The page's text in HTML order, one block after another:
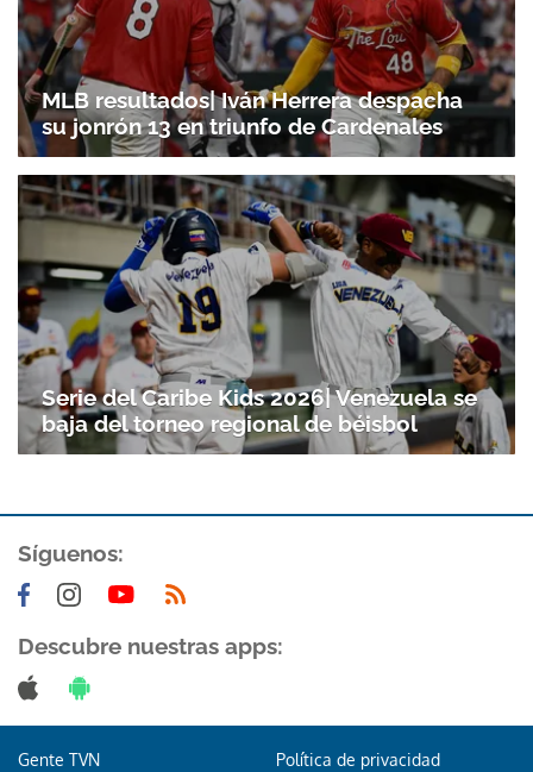
Gracias por suscribirte a nuestro boletín.
ACEPTAR
MLB resultados| Iván Herrera despacha
su jonrón 13 en triunfo de Cardenales
Serie del Caribe Kids 2026| Venezuela se
baja del torneo regional de béisbol
Síguenos:
Descubre nuestras apps:
Gente TVN Política de privacidad